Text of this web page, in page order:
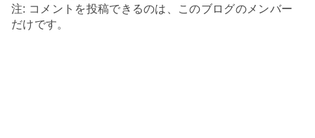
注: コメントを投稿できるのは、このブログのメンバー
だけです。